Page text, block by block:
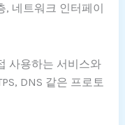
, 네트워크 인터페이
사용하는 서비스와
DNS 같은 프로토